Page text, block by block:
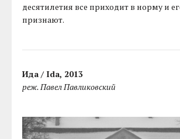
десятилетия все приходит в норму и
признают.
Ида / Ida, 2013
реж. Павел Павликовский